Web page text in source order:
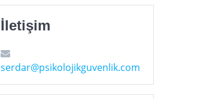
İletişim
serdar@psikolojikguvenlik.com